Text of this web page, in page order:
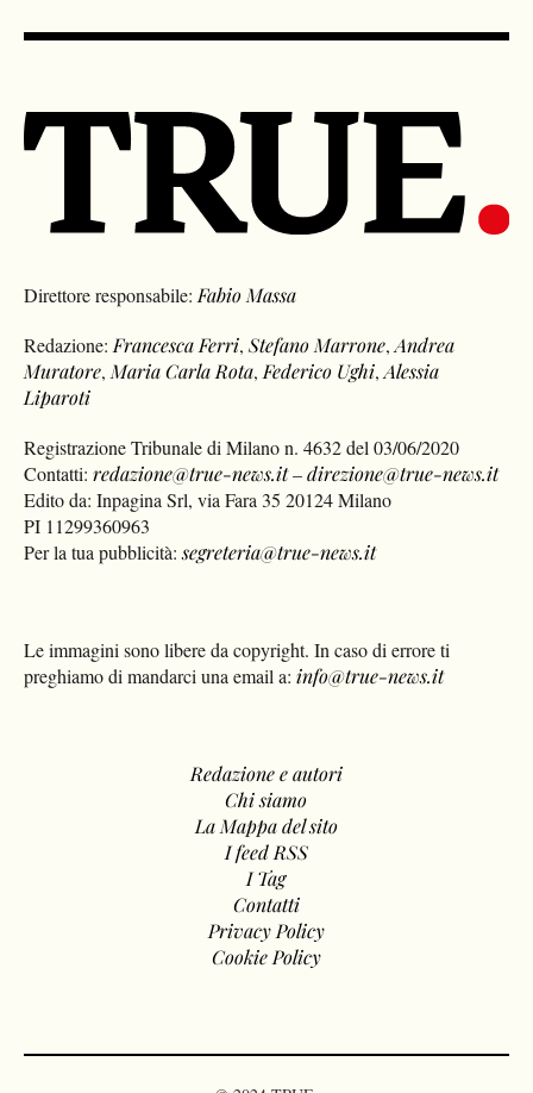
Direttore responsabile:
Fabio Massa
Redazione:Francesca Ferri,Stefano Marrone ,Andrea
Muratore , Maria Carla Rota, Federico Ughi,
Alessia
Liparoti
Registrazione Tribunale di Milano n. 4632 del 03/06/2020
Contatti:
redazione@true-news.it–direzione@true-news.it
Edito da: Inpagina Srl, via Fara 35 20124 Milano
PI 11299360963
Per la tua pubblicità: segreteria@true-news.it
Le immagini sono libere da copyright. In caso di errore ti
preghiamo di mandarci una email a:
info@true-news.it
Redazione e autori
Chi siamo
La Mappa del sito
I feed RSS
I Tag
Contatti
Privacy Policy
Cookie Policy